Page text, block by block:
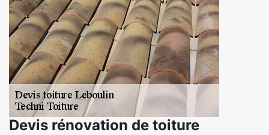
Devis rénovation de toiture